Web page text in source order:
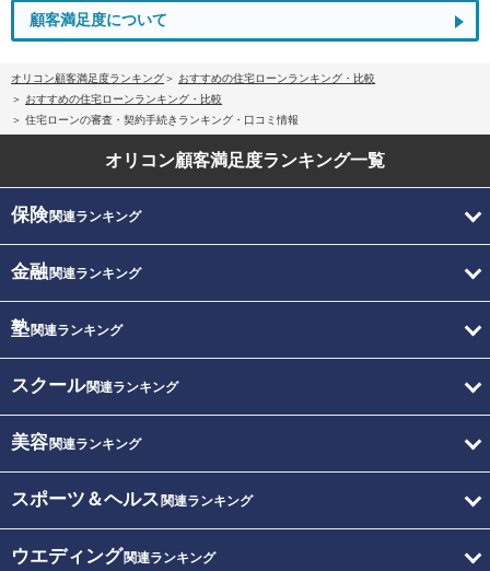
顧客満足度について
オリコン顧客満足度ランキング
おすすめの住宅ローンランキング・比較
おすすめの住宅ローンランキング・比較
住宅ローンの審査・契約手続きランキング・口コミ情報
オリコン顧客満足度ランキング一覧
保険関連ランキング
金融関連ランキング
塾関連ランキング
スクール関連ランキング
美容関連ランキング
スポーツ＆ヘルス 関連ランキング
ウエディング関連ランキング